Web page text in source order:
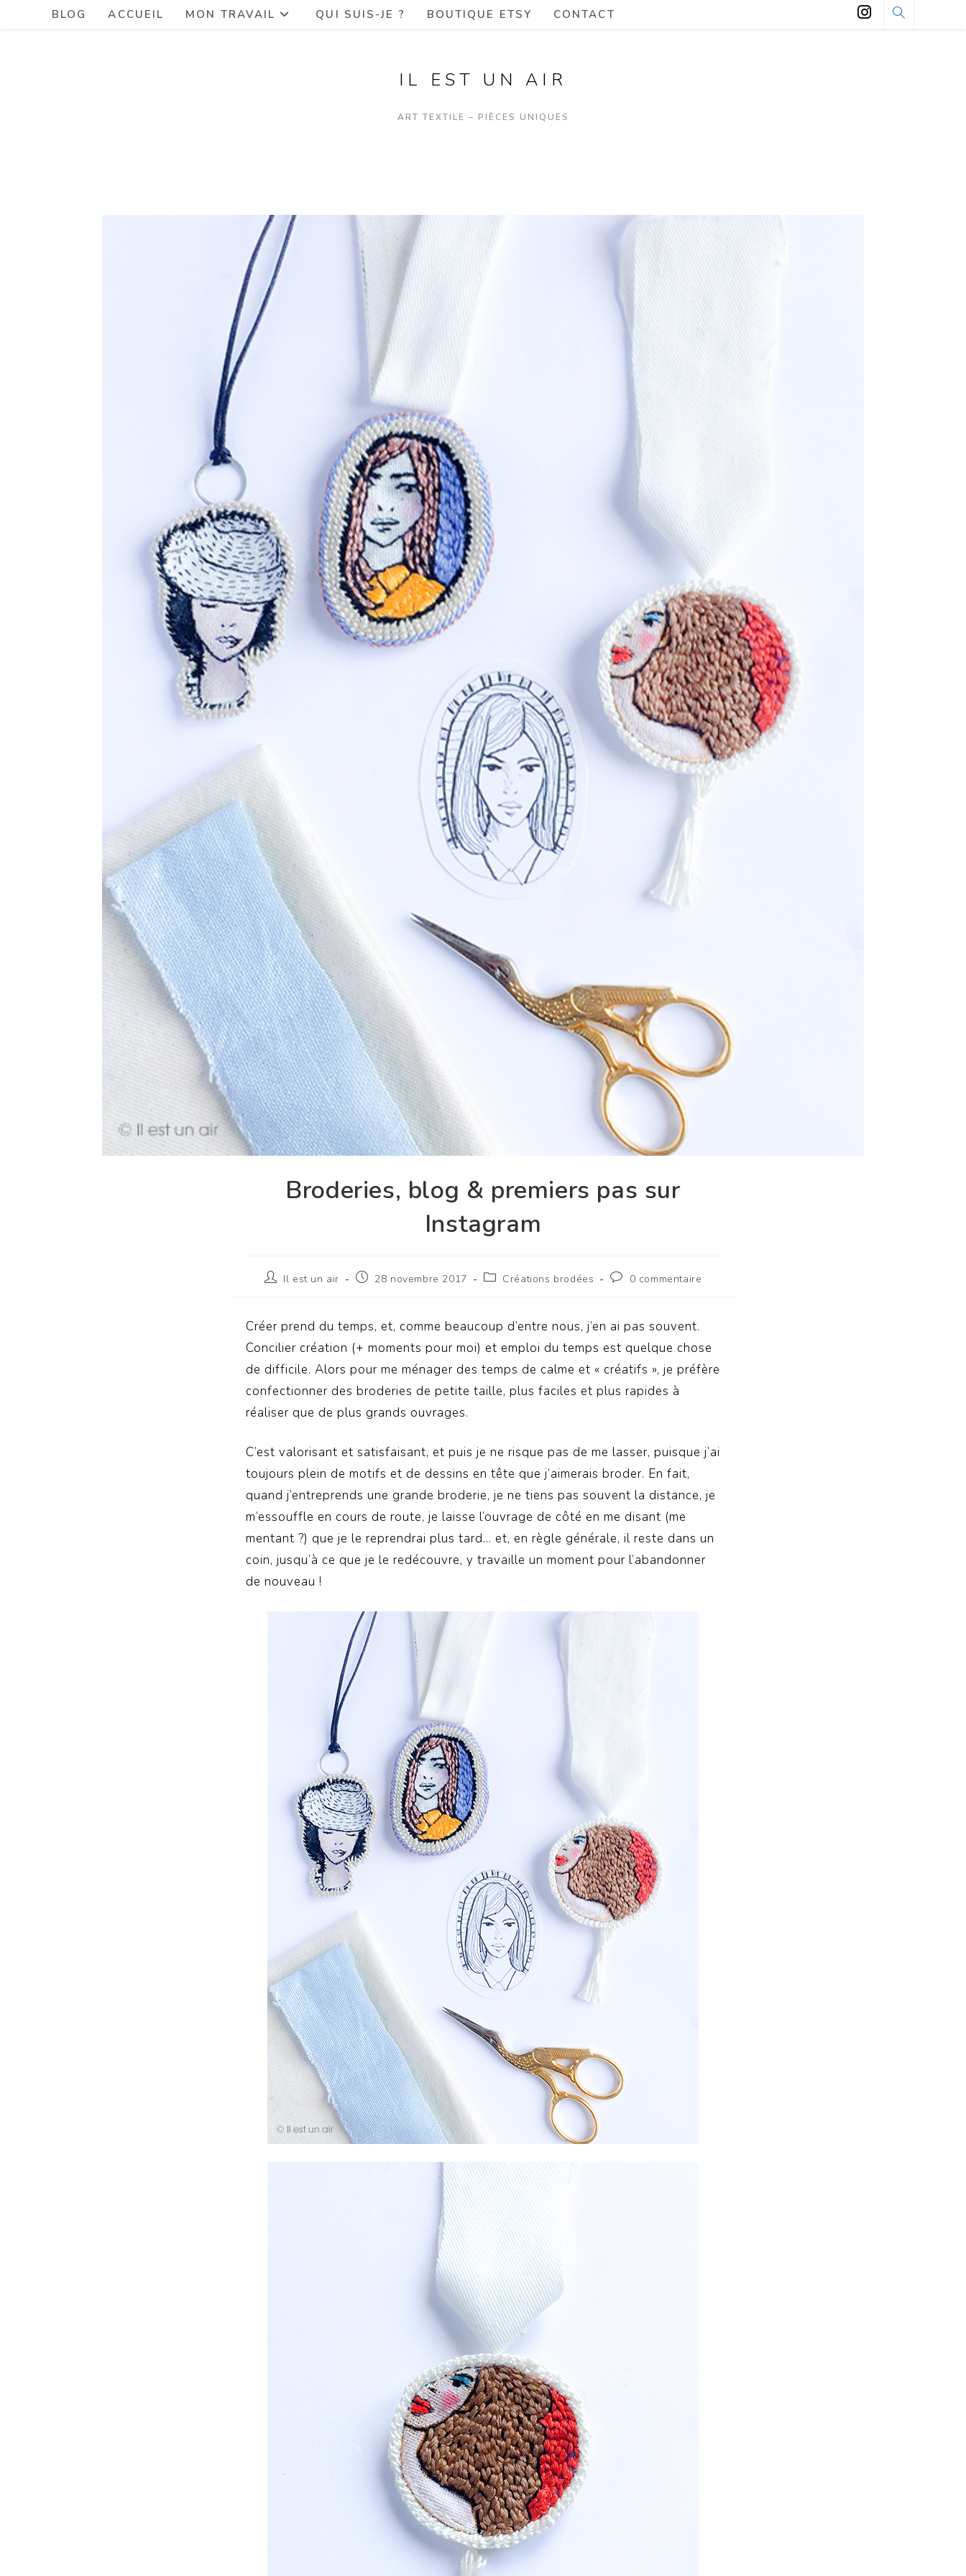
BLOG ACCUEIL MON TRAVAIL QUI SUIS-JE ? BOUTIQUE ETSY CONTACT
IL EST UN AIR
ART TEXTILE – PIÈCES UNIQUES
Broderies, blog & premiers pas sur
Instagram
Il est un air 28 novembre 2017 Créations brodées 0 commentaire
Créer prend du temps, et, comme beaucoup d’entre nous, j’en ai pas souvent.
Concilier création (+ moments pour moi) et emploi du temps est quelque chose
de difficile. Alors pour me ménager des temps de calme et « créatifs », je préfère
confectionner des broderies de petite taille, plus faciles et plus rapides à
réaliser que de plus grands ouvrages.
C’est valorisant et satisfaisant, et puis je ne risque pas de me lasser, puisque j’ai
toujours plein de motifs et de dessins en tête que j’aimerais broder. En fait,
quand j’entreprends une grande broderie, je ne tiens pas souvent la distance, je
m’essouffle en cours de route, je laisse l’ouvrage de côté en me disant (me
mentant ?) que je le reprendrai plus tard… et, en règle générale, il reste dans un
coin, jusqu’à ce que je le redécouvre, y travaille un moment pour l’abandonner
de nouveau !